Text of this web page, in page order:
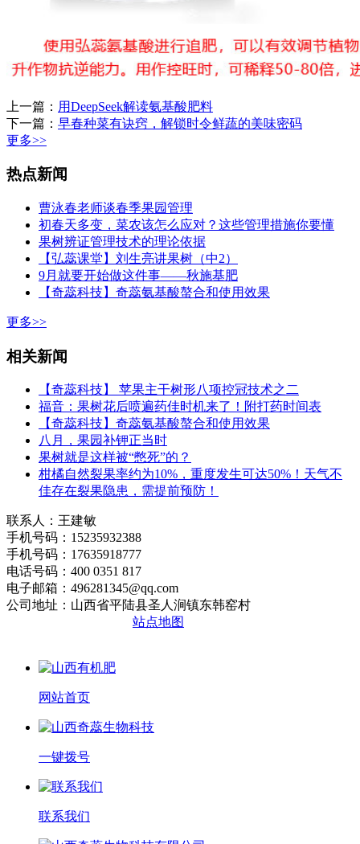
上一篇： 用DeepSeek解读氨基酸肥料
下一篇： 早春种菜有诀窍，解锁时令鲜蔬的美味密码
更多>>
热点新闻
曹泳春老师谈春季果园管理
初春天多变，菜农该怎么应对？这些管理措施你要懂
果树辨证管理技术的理论依据
【弘蕊课堂】刘生亮讲果树（中2）
9月就要开始做这件事——秋施基肥
【奇蕊科技】奇蕊氨基酸螯合和使用效果
更多>>
相关新闻
【奇蕊科技】 苹果主干树形八项控冠技术之二
福音：果树花后喷遍药佳时机来了！附打药时间表
【奇蕊科技】奇蕊氨基酸螯合和使用效果
八月，果园补钾正当时
果树就是这样被“憋死”的？
柑橘自然裂果率约为10%，重度发生可达50%！天气不
佳存在裂果隐患，需提前预防！
联系人：王建敏
手机号码：15235932388
手机号码：17635918777
电话号码：400 0351 817
电子邮箱：496281345@qq.com
公司地址：山西省平陆县圣人涧镇东韩窑村
站点地图
网站首页
一键拨号
联系我们